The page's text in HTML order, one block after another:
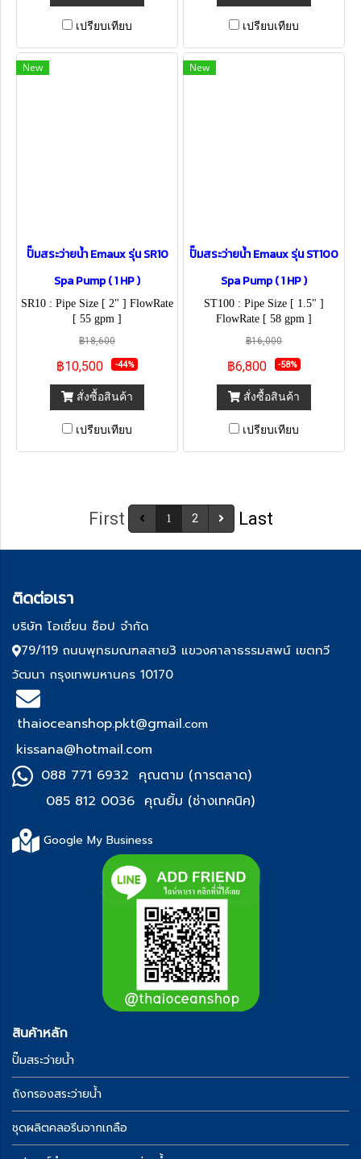
เปรียบเทียบ เปรียบเทียบ
New
ปั๊มสระว่ายน้ำ Emaux รุ่น SR10
Spa Pump ( 1 HP )
SR10 : Pipe Size [ 2" ] FlowRate
[ 55 gpm ]
฿18,600
฿10,500 -44%
สั่งซื้อสินค้า
เปรียบเทียบ
New
ปั๊มสระว่ายน้ำ Emaux รุ่น ST100
Spa Pump ( 1 HP )
ST100 : Pipe Size [ 1.5" ]
FlowRate [ 58 gpm ]
฿16,000
฿6,800 -58%
สั่งซื้อสินค้า
เปรียบเทียบ
First 1 2 Last
ติดต่อเรา
บริษัท โอเชี่ยน ช็อป จำกัด
79/119 ถนนพุทธมณฑลสาย3 แขวงศาลาธรรมสพน์ เขตทวี
วัฒนา กรุงเทพมหานคร 10170
thaioceanshop.pkt@gmail.com
kissana@hotmail.com
088 771 6932 คุณตาม (การตลาด)
085 812 0036 คุณยิ้ม (ช่างเทคนิค)
Google My Business
สินค้าหลัก
ปั๊มสระว่ายน้ำ
ถังกรองสระว่ายน้ำ
ชุดผลิตคลอรีนจากเกลือ